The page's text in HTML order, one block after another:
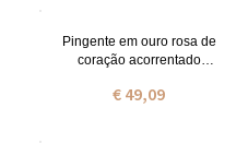
Pingente em ouro rosa de
coração acorrentado
€ 49,09